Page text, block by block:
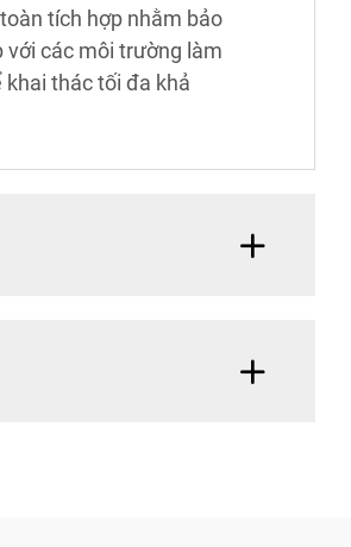
tích hợp nhằm bảo
với các môi trường làm
thác tối đa khả